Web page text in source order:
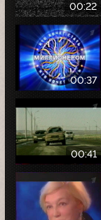
00:22
00:37
00:41